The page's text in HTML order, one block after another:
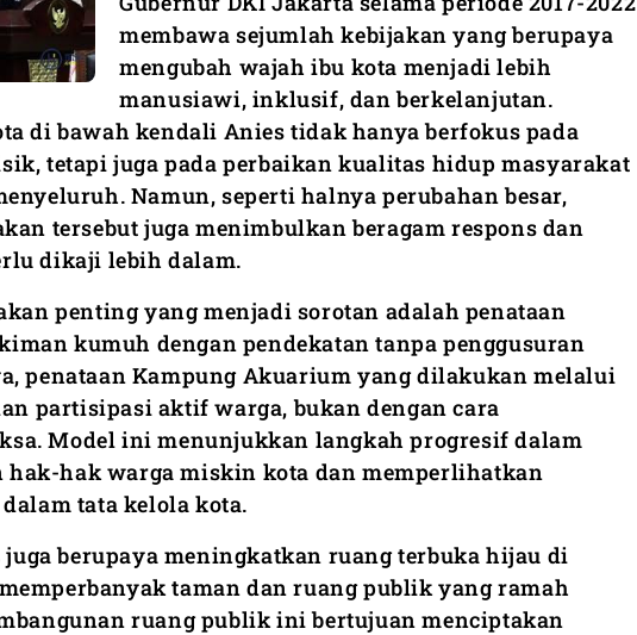
membawa sejumlah kebijakan yang berupaya
mengubah wajah ibu kota menjadi lebih
manusiawi, inklusif, dan berkelanjutan.
di bawah kendali Anies tidak hanya berfokus pada
tetapi juga pada perbaikan kualitas hidup masyarakat
Namun, seperti halnya perubahan besar,
tersebut juga menimbulkan beragam respons dan
dikaji lebih dalam.
penting yang menjadi sorotan adalah penataan
kumuh dengan pendekatan tanpa penggusuran
penataan Kampung Akuarium yang dilakukan melalui
partisipasi aktif warga, bukan dengan cara
Model ini menunjukkan langkah progresif dalam
hak-hak warga miskin kota dan memperlihatkan
tata kelola kota.
juga berupaya meningkatkan ruang terbuka hijau di
taman dan ruang publik yang ramah
ruang publik ini bertujuan menciptakan